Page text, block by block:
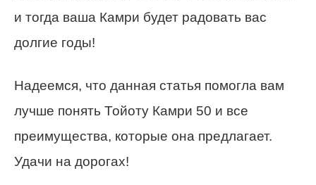
и тогда ваша Камри будет радовать вас
долгие годы!
Надеемся, что данная статья помогла вам
лучше понять Тойоту Камри 50 и все
преимущества, которые она предлагает.
Удачи на дорогах!